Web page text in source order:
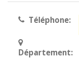
Téléphone:
Département: